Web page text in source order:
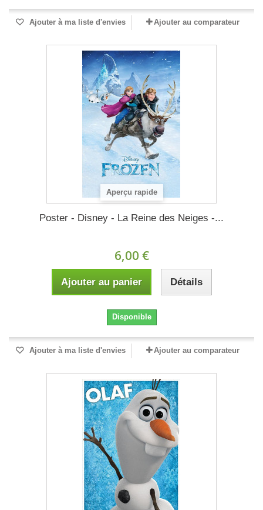
Ajouter à ma liste d'envies Ajouter au comparateur
Aperçu rapide
Poster - Disney - La Reine des Neiges -...
6,00 €
Ajouter au panier Détails
Disponible
Ajouter à ma liste d'envies Ajouter au comparateur